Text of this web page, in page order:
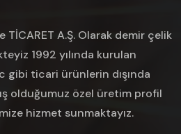
TİCARET A.Ş. Olarak demir çelik
1992 yılında kurulan
gibi ticari ürünlerin dışında
olduğumuz özel üretim profil
hizmet sunmaktayız.